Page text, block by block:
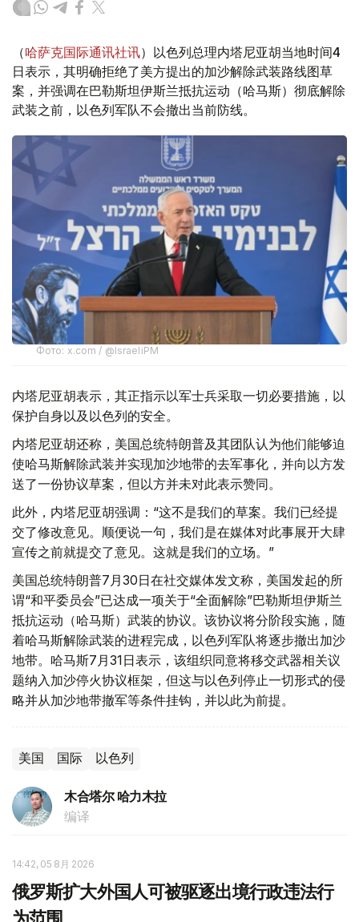
（哈萨克国际通讯社讯）以色列总理内塔尼亚胡当地时间4
日表示，其明确拒绝了美方提出的加沙解除武装路线图草
案，并强调在巴勒斯坦伊斯兰抵抗运动（哈马斯）彻底解除
武装之前，以色列军队不会撤出当前防线。
Фото: x.com / @IsraeliPM
内塔尼亚胡表示，其正指示以军士兵采取一切必要措施，以
保护自身以及以色列的安全。
内塔尼亚胡还称，美国总统特朗普及其团队认为他们能够迫
使哈马斯解除武装并实现加沙地带的去军事化，并向以方发
送了一份协议草案，但以方并未对此表示赞同。
此外，内塔尼亚胡强调：“这不是我们的草案。我们已经提
交了修改意见。顺便说一句，我们是在媒体对此事展开大肆
宣传之前就提交了意见。这就是我们的立场。”
美国总统特朗普7月30日在社交媒体发文称，美国发起的所
谓“和平委员会”已达成一项关于“全面解除”巴勒斯坦伊斯兰
抵抗运动（哈马斯）武装的协议。该协议将分阶段实施，随
着哈马斯解除武装的进程完成，以色列军队将逐步撤出加沙
地带。哈马斯7月31日表示，该组织同意将移交武器相关议
题纳入加沙停火协议框架，但这与以色列停止一切形式的侵
略并从加沙地带撤军等条件挂钩，并以此为前提。
美国 国际 以色列
木合塔尔 哈力木拉
编译
14:42, 05 8月 2026
俄罗斯扩大外国人可被驱逐出境行政违法行